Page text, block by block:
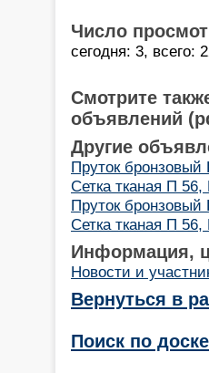
Число
сегодня: 3, всего:
Смотрите
объявлений
Другие
Пруток
Сетка тканая П
Пруток
Сетка тканая П
Информация,
Новости и
Вернуться в
Поиск по